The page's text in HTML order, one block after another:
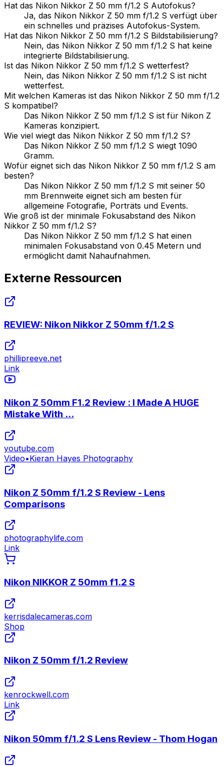
Hat das Nikon Nikkor Z 50 mm f/1.2 S Autofokus?
Ja, das Nikon Nikkor Z 50 mm f/1.2 S verfügt über
ein schnelles und präzises Autofokus-System.
Hat das Nikon Nikkor Z 50 mm f/1.2 S Bildstabilisierung?
Nein, das Nikon Nikkor Z 50 mm f/1.2 S hat keine
integrierte Bildstabilisierung.
Ist das Nikon Nikkor Z 50 mm f/1.2 S wetterfest?
Nein, das Nikon Nikkor Z 50 mm f/1.2 S ist nicht
wetterfest.
Mit welchen Kameras ist das Nikon Nikkor Z 50 mm f/1.2
S kompatibel?
Das Nikon Nikkor Z 50 mm f/1.2 S ist für Nikon Z
Kameras konzipiert.
Wie viel wiegt das Nikon Nikkor Z 50 mm f/1.2 S?
Das Nikon Nikkor Z 50 mm f/1.2 S wiegt 1090
Gramm.
Wofür eignet sich das Nikon Nikkor Z 50 mm f/1.2 S am
besten?
Das Nikon Nikkor Z 50 mm f/1.2 S mit seiner 50
mm Brennweite eignet sich am besten für
allgemeine Fotografie, Porträts und Events.
Wie groß ist der minimale Fokusabstand des Nikon
Nikkor Z 50 mm f/1.2 S?
Das Nikon Nikkor Z 50 mm f/1.2 S hat einen
minimalen Fokusabstand von 0.45 Metern und
ermöglicht damit Nahaufnahmen.
Externe Ressourcen
REVIEW: Nikon Nikkor Z 50mm f/1.2 S
phillipreeve.net
Link
Nikon Z 50mm F1.2 Review : I Made A HUGE
Mistake With ...
youtube.com
Video•Kieran Hayes Photography
Nikon Z 50mm f/1.2 S Review - Lens
Comparisons
photographylife.com
Link
Nikon NIKKOR Z 50mm f1.2 S
kerrisdalecameras.com
Shop
Nikon Z 50mm f/1.2 Review
kenrockwell.com
Link
Nikon 50mm f/1.2 S Lens Review - Thom Hogan